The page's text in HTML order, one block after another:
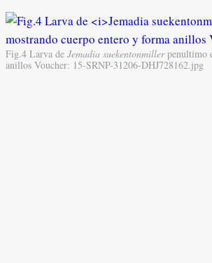
Fig.4 Larva de Jemadia suekentonmillerpenultimo
anillos Voucher: 15-SRNP-31206-DHJ728162.jpg